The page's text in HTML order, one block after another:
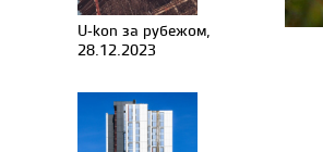
U-kon за рубежом,
28.12.2023